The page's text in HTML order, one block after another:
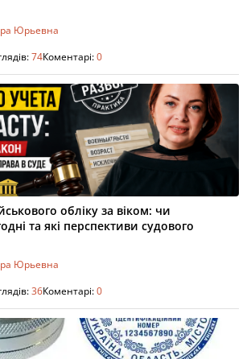
Юрьевна
74Коментарі:0
обліку за віком: чи
та які перспективи судового
Юрьевна
36Коментарі:0